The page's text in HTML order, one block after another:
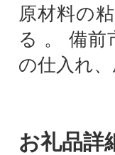
原材料の
る 。 備前
の仕入れ
お礼品詳